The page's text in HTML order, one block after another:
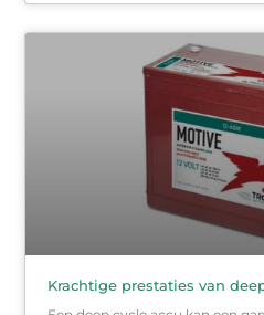
Krachtige prestaties van